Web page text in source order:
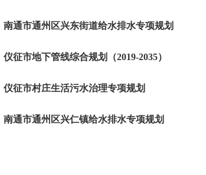
南通市通州区兴东街道给水排水专项规划
仪征市地下管线综合规划（2019-2035）
仪征市村庄生活污水治理专项规划
南通市通州区兴仁镇给水排水专项规划